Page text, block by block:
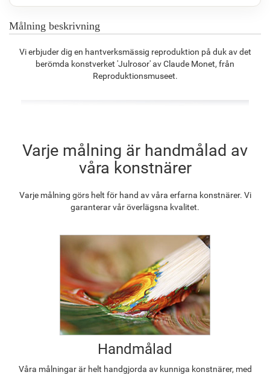
1 275.42kr 990.64kr 1 428.19kr 1 285.63kr
Målning beskrivning
Vi erbjuder dig en hantverksmässig reproduktion på duk av det
berömda konstverket 'Julrosor' av Claude Monet, från
Reproduktionsmuseet.
Varje målning är handmålad av
våra konstnärer
Varje målning görs helt för hand av våra erfarna konstnärer. Vi
garanterar vår överlägsna kvalitet.
Handmålad
Våra målningar är helt handgjorda av kunniga konstnärer, med